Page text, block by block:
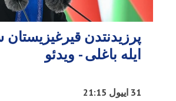
پرزیدنتدن
ایله باغلی - ویدئو
31 اییول 21:15